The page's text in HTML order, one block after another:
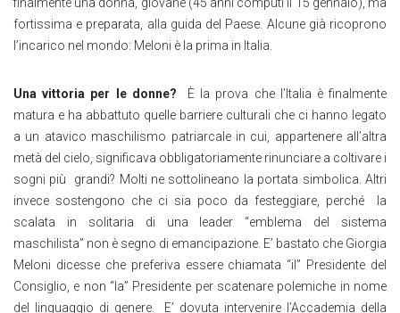
fortissima e preparata, alla guida del Paese. Alcune già ricoprono
l’incarico nel mondo: Meloni è la prima in Italia.
Una vittoria per le donne? È la prova che l’Italia è finalmente
matura e ha abbattuto quelle barriere culturali che ci hanno legato
a un atavico maschilismo patriarcale in cui, appartenere all’altra
metà del cielo, significava obbligatoriamente rinunciare a coltivare i
sogni più grandi? Molti ne sottolineano la portata simbolica. Altri
invece sostengono che ci sia poco da festeggiare, perché la
scalata in solitaria di una leader “emblema del sistema
maschilista” non è segno di emancipazione. E’ bastato che Giorgia
Meloni dicesse che preferiva essere chiamata “il” Presidente del
Consiglio, e non “la” Presidente per scatenare polemiche in nome
del linguaggio di genere. E’ dovuta intervenire l’Accademia della